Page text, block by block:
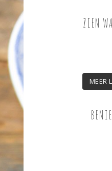
ZIEN
MEER